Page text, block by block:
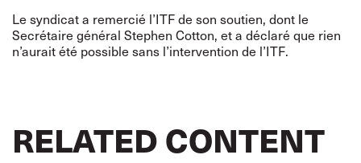
Le syndicat a remercié l’ITF de son soutien, dont le
Secrétaire général Stephen Cotton, et a déclaré que rien
n’aurait été possible sans l’intervention de l’ITF.
RELATED CONTENT